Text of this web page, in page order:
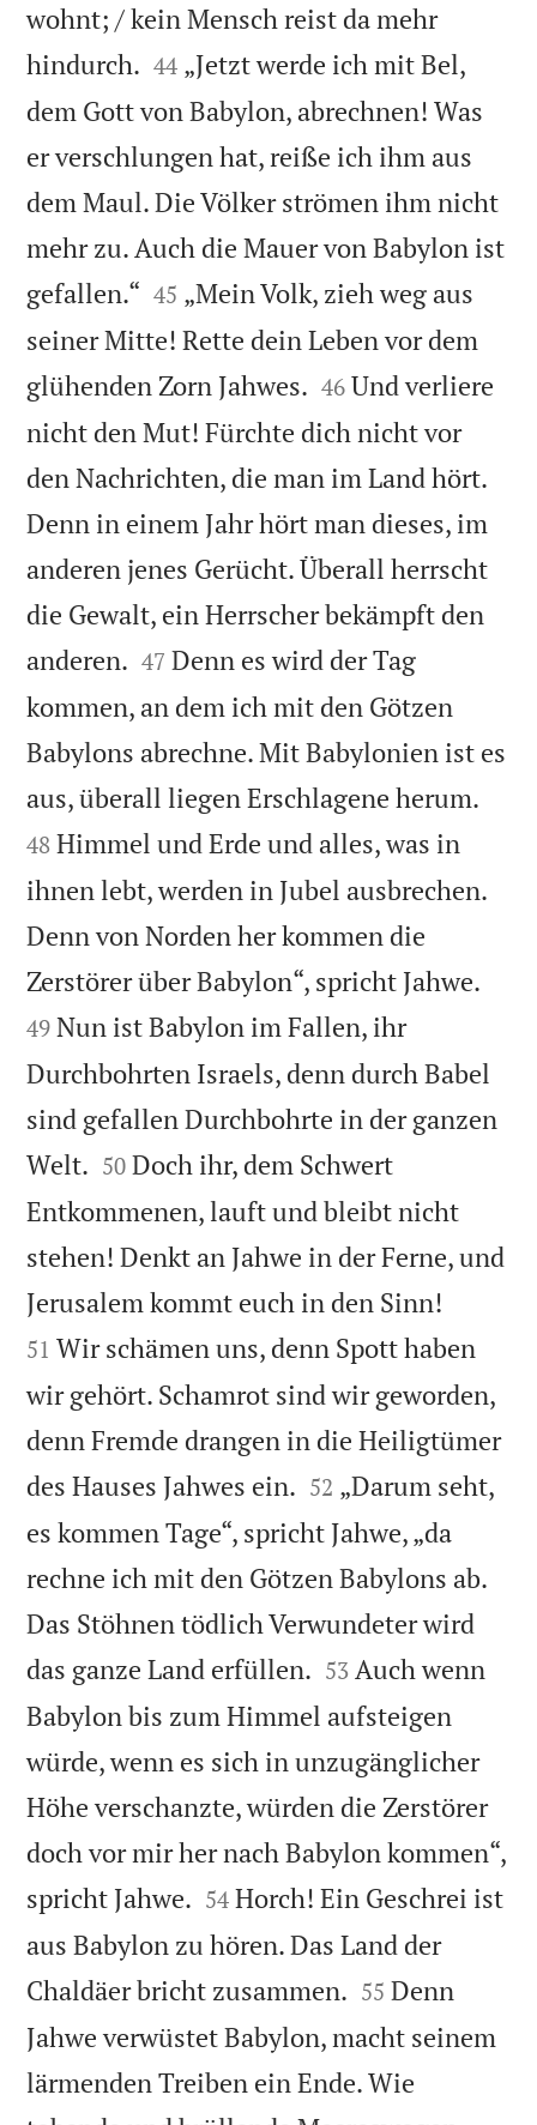
wohnt; / kein Mensch reist da mehr
hindurch. 

44 „Jetzt werde ich mit Bel,
dem Gott von Babylon, abrechnen! Was
er verschlungen hat, reiße ich ihm aus
dem Maul. Die Völker strömen ihm nicht
mehr zu. Auch die Mauer von Babylon ist
gefallen.“ 

45 „Mein Volk, zieh weg aus
seiner Mitte! Rette dein Leben vor dem
glühenden Zorn Jahwes. 

46 Und verliere
nicht den Mut! Fürchte dich nicht vor
den Nachrichten, die man im Land hört.
Denn in einem Jahr hört man dieses, im
anderen jenes Gerücht. Überall herrscht
die Gewalt, ein Herrscher bekämpft den
anderen. 

47 Denn es wird der Tag
kommen, an dem ich mit den Götzen
Babylons abrechne. Mit Babylonien ist es
aus, überall liegen Erschlagene herum.
48 Himmel und Erde und alles, was in
ihnen lebt, werden in Jubel ausbrechen.
Denn von Norden her kommen die
Zerstörer über Babylon“, spricht Jahwe.
49 Nun ist Babylon im Fallen, ihr
Durchbohrten Israels, denn durch Babel
sind gefallen Durchbohrte in der ganzen
Welt. 

50 Doch ihr, dem Schwert
Entkommenen, lauft und bleibt nicht
stehen! Denkt an Jahwe in der Ferne, und
Jerusalem kommt euch in den Sinn!
51 Wir schämen uns, denn Spott haben
wir gehört. Schamrot sind wir geworden,
denn Fremde drangen in die Heiligtümer
des Hauses Jahwes ein. 

52 „Darum seht,
es kommen Tage“, spricht Jahwe, „da
rechne ich mit den Götzen Babylons ab.
Das Stöhnen tödlich Verwundeter wird
das ganze Land erfüllen. 

53 Auch wenn
Babylon bis zum Himmel aufsteigen
würde, wenn es sich in unzugänglicher
Höhe verschanzte, würden die Zerstörer
doch vor mir her nach Babylon kommen“,
spricht Jahwe. 

54 Horch! Ein Geschrei ist
aus Babylon zu hören. Das Land der
Chaldäer bricht zusammen. 

55 Denn
Jahwe verwüstet Babylon, macht seinem
lärmenden Treiben ein Ende. Wie